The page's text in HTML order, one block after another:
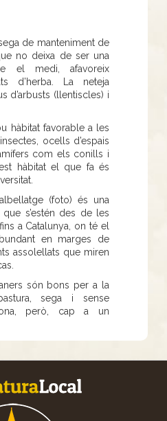
de manteniment de
no deixa de ser una
el medi, afavoreix
d’herba. La neteja
d’arbusts (llentiscles) i
hàbitat favorable a les
ocells d’espais
com els conills i
hàbitat el que fa és
(foto) és una
s’estén des de les
a Catalunya, on té el
en marges de
assolellats que miren
són bons per a la
sega i sense
però, cap a un